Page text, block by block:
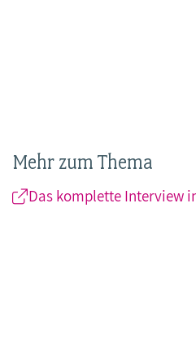
Mehr zum Thema
Das komplette Interview